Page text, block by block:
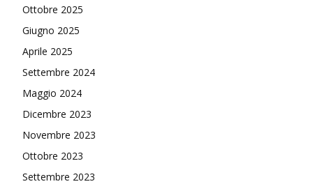
Ottobre 2025
Giugno 2025
Aprile 2025
Settembre 2024
Maggio 2024
Dicembre 2023
Novembre 2023
Ottobre 2023
Settembre 2023